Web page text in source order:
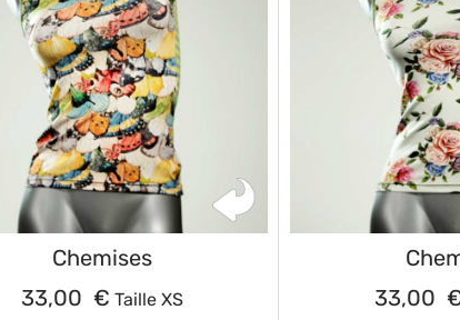
Chemises
33,00 € Taille XS
33,00